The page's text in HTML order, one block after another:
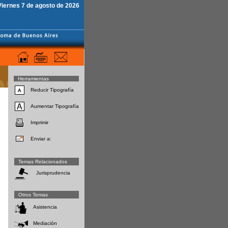
7 de agosto de 2026
Herramientas
Reducir Tipografía
Aumentar Tipografía
Imprimir
Enviar a:
Temas Relacionados
Jurisprudencia
Otros Temas
Asistencia
Mediación